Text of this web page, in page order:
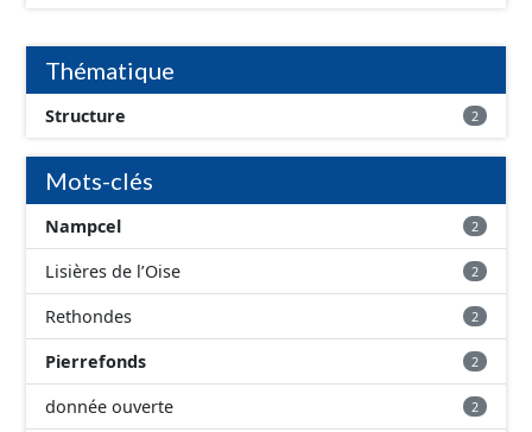
conformément aux prescriptions du standard CNIG Sites
Économiques. Ce lot ne contient pas la référence aux
terrains à vocation économique à ce jour. Il est filtré au-
delà des prescriptions du CNIG se limitant aux SCI.
Thématique
Structure 2
Mots-clés
Nampcel 2
Lisières de l’Oise 2
Rethondes 2
Pierrefonds 2
donnée ouverte 2